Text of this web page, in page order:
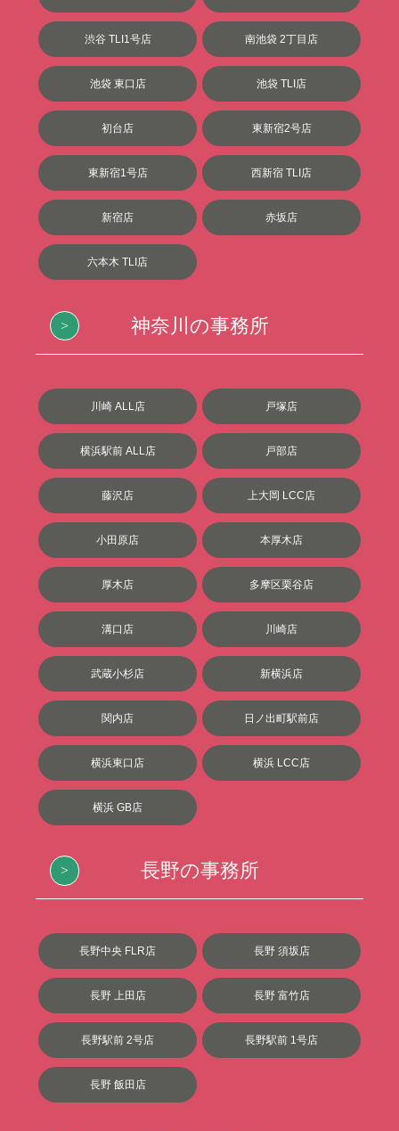
渋谷 TLI1号店 南池袋 2丁目店
池袋 東口店 池袋 TLI店
初台店 東新宿2号店
東新宿1号店 西新宿 TLI店
新宿店 赤坂店
六本木 TLI店
神奈川の事務所
川崎 ALL店 戸塚店
横浜駅前 ALL店 戸部店
藤沢店 上大岡 LCC店
小田原店 本厚木店
厚木店 多摩区栗谷店
溝口店 川崎店
武蔵小杉店 新横浜店
関内店 日ノ出町駅前店
横浜東口店 横浜 LCC店
横浜 GB店
長野の事務所
長野中央 FLR店 長野 須坂店
長野 上田店 長野 富竹店
長野駅前 2号店 長野駅前 1号店
長野 飯田店